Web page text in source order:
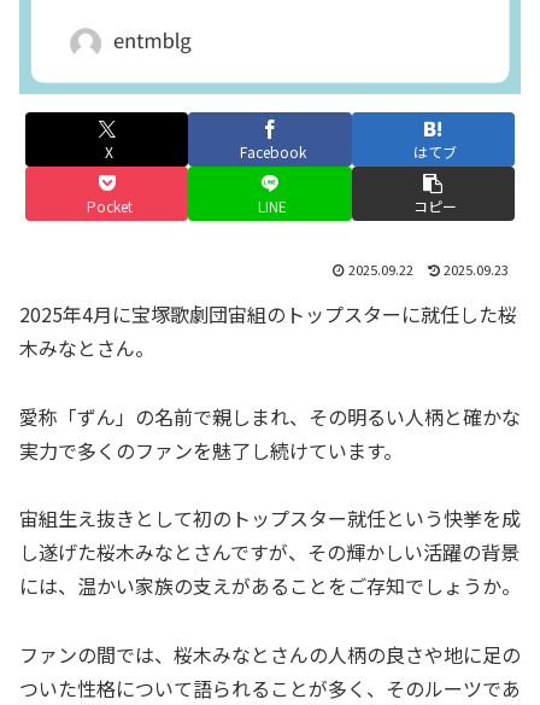
X Facebook はてブ
Pocket LINE コピー
2025.09.22 2025.09.23
2025年4月に宝塚歌劇団宙組のトップスターに就任した桜
木みなとさん。
愛称「ずん」の名前で親しまれ、その明るい人柄と確かな
実力で多くのファンを魅了し続けています。
宙組生え抜きとして初のトップスター就任という快挙を成
し遂げた桜木みなとさんですが、その輝かしい活躍の背景
には、温かい家族の支えがあることをご存知でしょうか。
ファンの間では、桜木みなとさんの人柄の良さや地に足の
ついた性格について語られることが多く、そのルーツであ